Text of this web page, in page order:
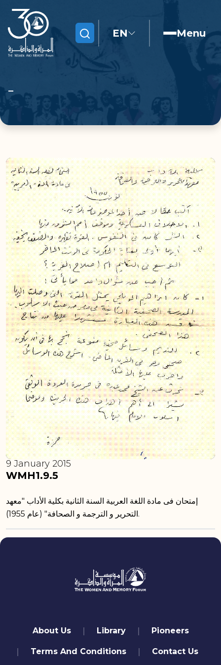
Search EN Menu
WMH1.9.5
9 January 2015
إمتحان فى مادة اللغة العربية السنة الثانية بكلية الأداب "معهد
التحرير و الترجمة و الصحافة" (عام 1955).
quick links
About Us Library Pioneers
Terms And Conditions Contact Us